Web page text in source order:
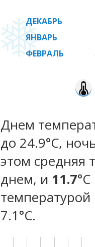
ДЕКАБРЬ
ЯНВАРЬ
ФЕВРАЛЬ
Днем
до 24.9°C,
этом средняя
днем, и 11.7
температурой
7.1°С.